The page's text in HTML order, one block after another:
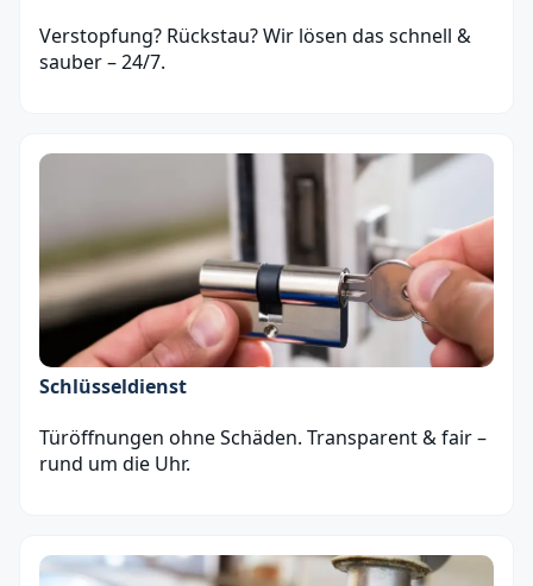
Verstopfung? Rückstau? Wir lösen das schnell &
sauber – 24/7.
Schlüsseldienst
Türöffnungen ohne Schäden. Transparent & fair –
rund um die Uhr.